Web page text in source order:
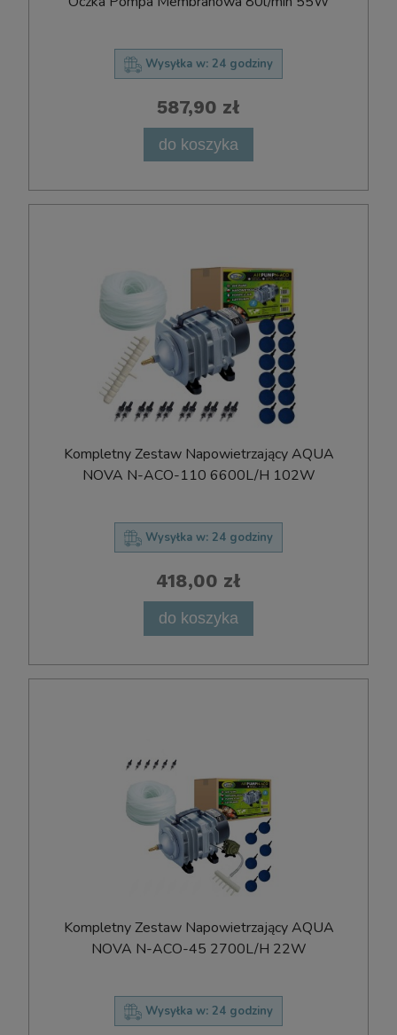
Wysyłka w: 24 godziny
587,90 zł
do koszyka
Kompletny Zestaw Napowietrzający AQUA
NOVA N-ACO-110 6600L/H 102W
Wysyłka w: 24 godziny
418,00 zł
do koszyka
Kompletny Zestaw Napowietrzający AQUA
NOVA N-ACO-45 2700L/H 22W
Wysyłka w: 24 godziny